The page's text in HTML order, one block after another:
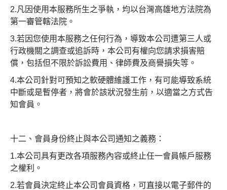
2.凡因使用本服務所生之爭執，均以台灣高雄地方法院為
第一審管轄法院。
3.若因您使用本服務之任何行為，導致本公司遭第三人或
行政機關之調查或追訴時，本公司有權向您請求損害賠
償，包括但不限於訴訟費用、律師費及商譽損失等。
4.本公司針對可預知之軟硬體維護工作，有可能導致系統
中斷或是暫停者，將會於該狀況發生前，以適當之方式告
知會員。
十二、會員身份終止與本公司通知之義務：
1.本公司具有更改各項服務內容或終止任一會員帳戶服務
之權利。
2.若會員決定終止本公司會員資格，可直接以電子郵件的